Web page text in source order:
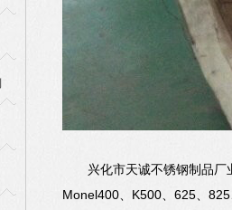
兴化市天诚不锈钢制品
Monel400、K500、625、